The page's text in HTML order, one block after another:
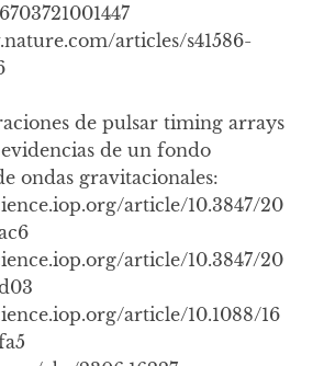
articles/s41586-
de pulsar timing arrays
de un fondo
ondas gravitacionales:
article/10.3847/20
article/10.3847/20
article/10.1088/16